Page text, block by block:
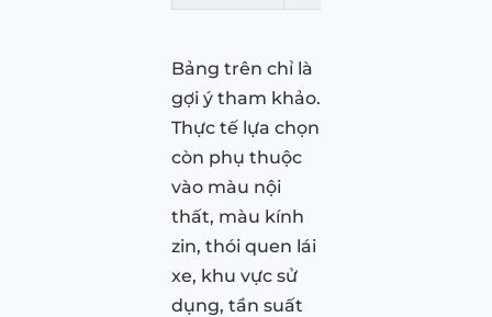
Bảng trên chỉ là
gợi ý tham khảo.
Thực tế lựa chọn
còn phụ thuộc
vào màu nội
thất, màu kính
zin, thói quen lái
xe, khu vực sử
dụng, tần suất